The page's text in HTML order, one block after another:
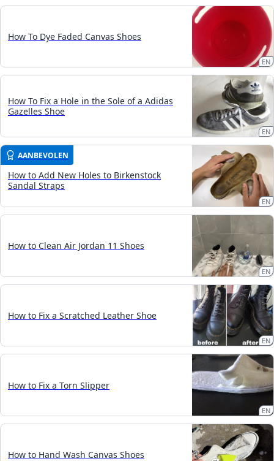
How To Dye Faded Canvas Shoes
EN
How To Fix a Hole in the Sole of a Adidas
Gazelles Shoe
EN
AANBEVOLEN
How to Add New Holes to Birkenstock
Sandal Straps
EN
How to Clean Air Jordan 11 Shoes
EN
How to Fix a Scratched Leather Shoe
EN
How to Fix a Torn Slipper
EN
How to Hand Wash Canvas Shoes